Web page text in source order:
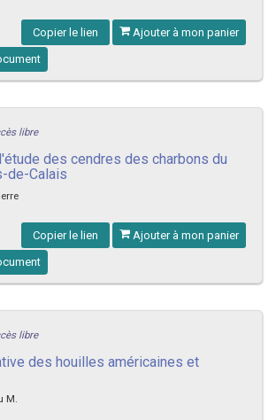
Copier le lien Ajouter à mon panier
libre
des cendres des charbons du
de-Calais
Copier le lien Ajouter à mon panier
libre
des houilles américaines et
M.